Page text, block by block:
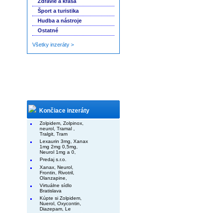
Šport a turistika
Hudba a nástroje
Ostatné
Všetky inzeráty >
Končiace inzeráty
Zolpidem, Zolpinox,
neurol, Tramal ,
Tralgit, Tram
Lexaurin 3mg, Xanax
1mg 2mg 0,5mg,
Neurol 1mg a 0,
Predaj s.r.o.
Xanax, Neurol,
Frontin, Rivotril,
Olanzapine,
Virtuálne sídlo
Bratislava
Kúpte si Zolpidem,
Nuerol, Oxycontin,
Diazepam, Le